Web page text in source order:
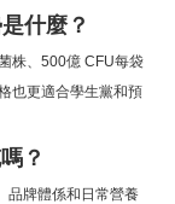
什麼？
株、500億 CFU每袋
也更適合學生黨和預
？
品牌體係和日常營養